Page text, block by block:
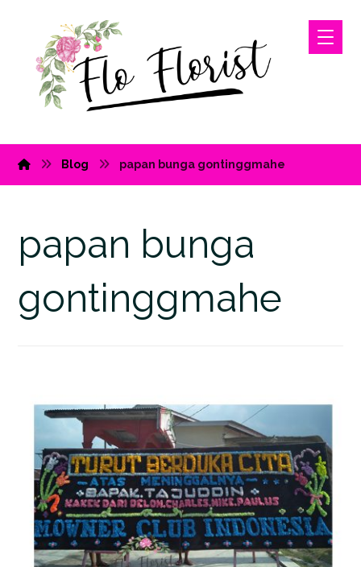
Blog papan bunga gontinggmahe
papan bunga
gontinggmahe